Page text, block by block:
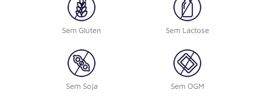
Sem Glúten Sem Lactose
Sem Soja Sem OGM